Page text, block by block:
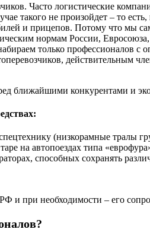
Часто логистические
такого не произойдет – то
и прицепов. Потому что мы
нормам России,
только профессионалов
действительным
ближайшими конкурентами и
(низкорамные тралы
на автопоездах типа
способных сохранять
и при необходимости – его